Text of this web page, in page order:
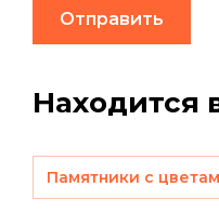
Отправить
Находится
Памятники с